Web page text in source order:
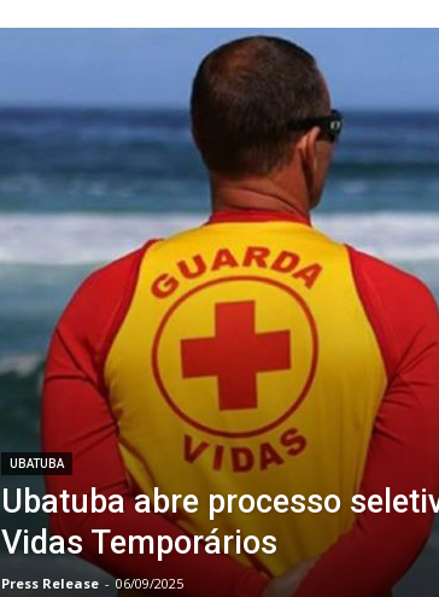
UBATUBA
Ubatuba abre processo
Vidas Temporários
Press Release - 06/09/2025